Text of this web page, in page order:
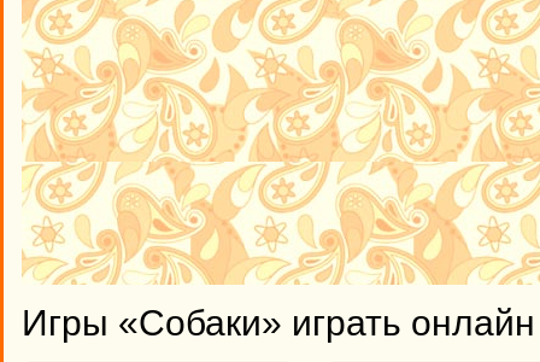
Игры «Собаки» играть онлайн